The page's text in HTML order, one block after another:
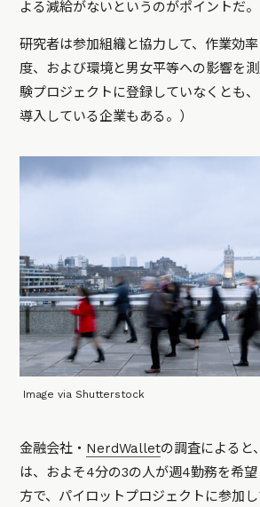
よる減給がないというのがポイントだ。
研究者は参加組織と協力して、作業効
度、および環境と男女平等への影響を
験プロジェクトに登録していなくとも
導入している企業もある。）
Image via Shutterstock
金融会社・ NerdWalletの調査によると
は、およそ4分の3の人が週4勤務を希
方で、パイロットプロジェクトに参加